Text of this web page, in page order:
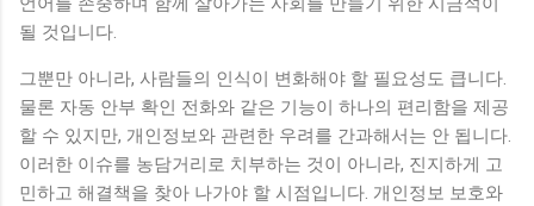
될 것입니다.
그뿐만 아니라, 사람들의 인식이 변화해야 할 필요성도 큽니다.
물론 자동 안부 확인 전화와 같은 기능이 하나의 편리함을 제공
할 수 있지만, 개인정보와 관련한 우려를 간과해서는 안 됩니다.
이러한 이슈를 농담거리로 치부하는 것이 아니라, 진지하게 고
민하고 해결책을 찾아 나가야 할 시점입니다. 개인정보 보호와